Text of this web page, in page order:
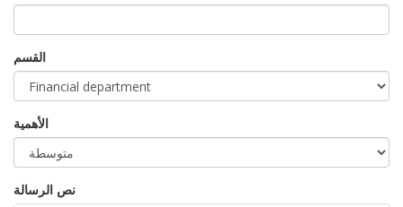
القسم
الأهمية
نص الرسالة